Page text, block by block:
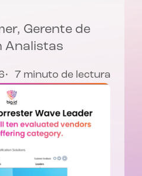
Gerente de
Analistas
7 minuto de lectura